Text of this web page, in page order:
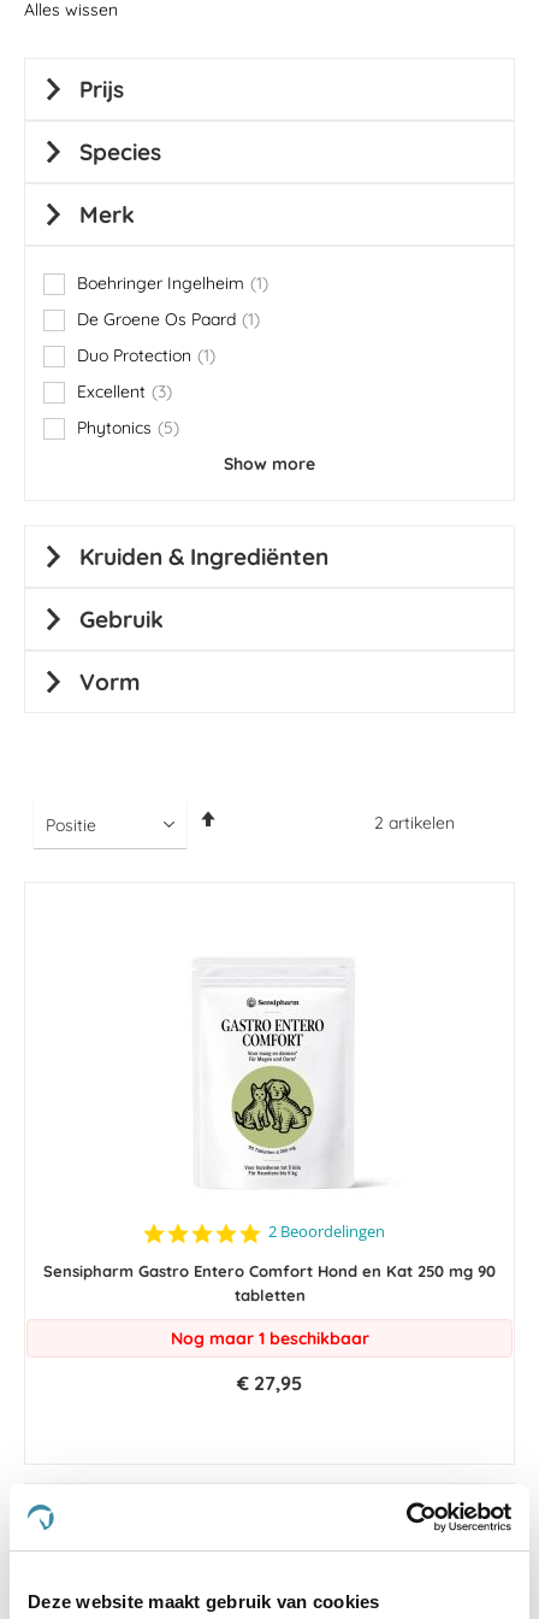
Deze website maakt gebruik van cookies
2 artikelen
5.0
rating
2 Beoordelingen
Sensipharm Gastro Entero Comfort Hond en Kat 250 mg 90
tabletten
Nog maar 1 beschikbaar
€ 27,95
Alles wissen
Prijs
Species
Merk
Boehringer Ingelheim 1
item
De Groene Os Paard 1
item
Duo Protection
1
item
Excellent
3
items
Phytonics
5
items
Show more
Kruiden & Ingrediënten
Gebruik
Vorm